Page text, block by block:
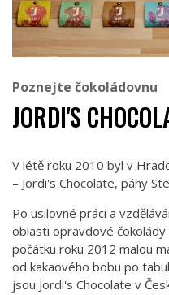
Poznejte čokoládovnu
JORDI'S
V létě roku 2010 byl v
– Jordi's Chocolate, pány
Po usilovné práci a
oblasti opravdové
počátku roku 2012 malou
od kakaového bobu po
jsou Jordi's Chocolate v